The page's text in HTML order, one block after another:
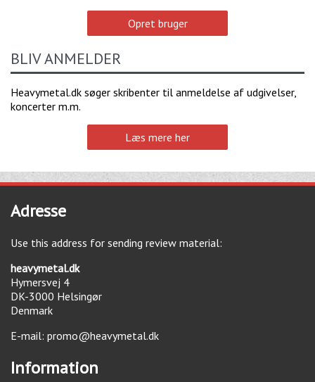
Opret bruger
BLIV ANMELDER
Heavymetal.dk søger skribenter til anmeldelse af udgivelser,
koncerter m.m.
Læs mere her
Adresse
Use this address for sending review material:
heavymetal.dk
Hymersvej 4
DK-3000 Helsingør
Denmark
E-mail: promo@heavymetal.dk
Information